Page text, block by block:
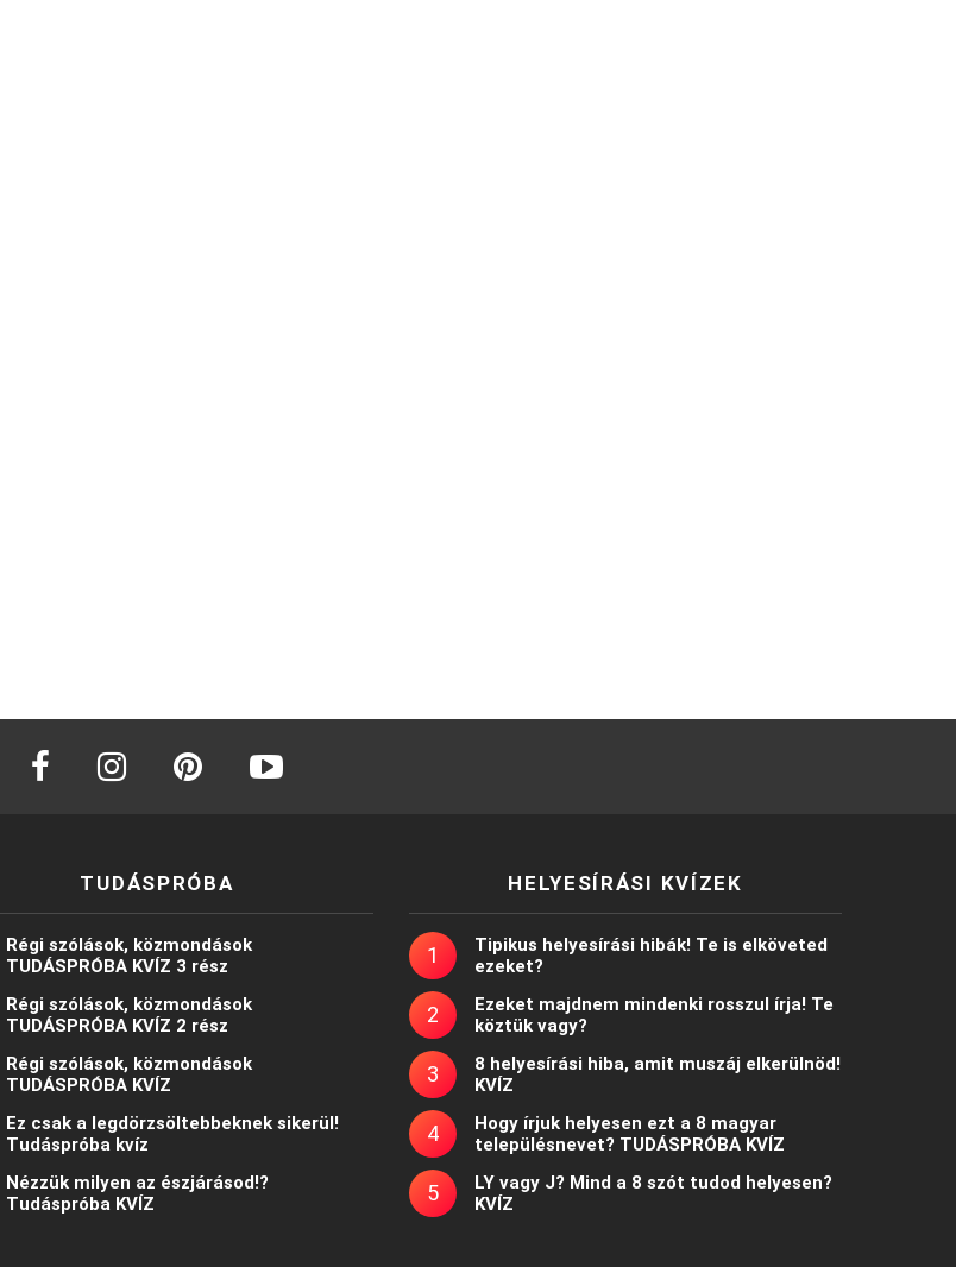
facebook instagram
TUDÁSPRÓBA
Régi szólások, közmondások
TUDÁSPRÓBA KVÍZ 3 rész
Régi szólások, közmondások
TUDÁSPRÓBA KVÍZ 2 rész
Régi szólások, közmondások
TUDÁSPRÓBA KVÍZ
Ez csak a legdörzsöltebbeknek sikerül!
Tudáspróba kvíz
Nézzük milyen az észjárásod!?
Tudáspróba KVÍZ
HELYESÍRÁSI KVÍZEK
Tipikus helyesírási hibák! Te is elköveted
ezeket?
Ezeket majdnem mindenki rosszul írja! Te
köztük vagy?
8 helyesírási hiba, amit muszáj elkerülnöd!
KVÍZ
Hogy írjuk helyesen ezt a 8 magyar
településnevet? TUDÁSPRÓBA KVÍZ
LY vagy J? Mind a 8 szót tudod helyesen?
KVÍZ